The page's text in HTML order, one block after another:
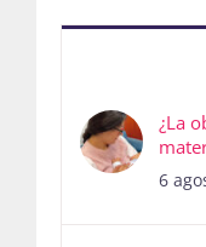
¿La
6